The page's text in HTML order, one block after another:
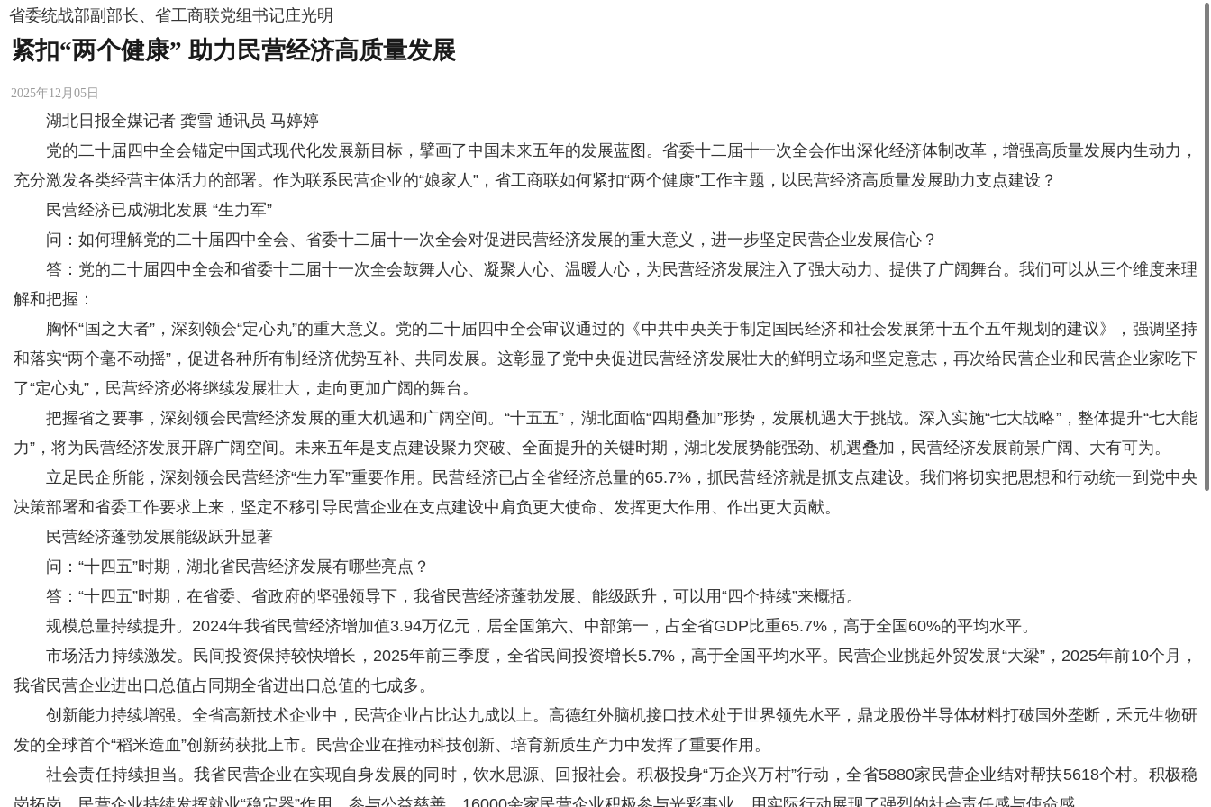
省委统战部副部长、省工商联党组书记庄光明
紧扣“两个健康” 助力民营经济高质量发展
2025年12月05日
湖北日报全媒记者 龚雪 通讯员 马婷婷
党的二十届四中全会锚定中国式现代化发展新目标，擘画了中国未来五年的发展蓝图。省委十二届十一次全会作出深化经济体制改革，增强高质量发展内生动力，
充分激发各类经营主体活力的部署。作为联系民营企业的“娘家人”，省工商联如何紧扣“两个健康”工作主题，以民营经济高质量发展助力支点建设？
民营经济已成湖北发展 “生力军”
问：如何理解党的二十届四中全会、省委十二届十一次全会对促进民营经济发展的重大意义，进一步坚定民营企业发展信心？
答：党的二十届四中全会和省委十二届十一次全会鼓舞人心、凝聚人心、温暖人心，为民营经济发展注入了强大动力、提供了广阔舞台。我们可以从三个维度来理
解和把握：
胸怀“国之大者”，深刻领会“定心丸”的重大意义。党的二十届四中全会审议通过的《中共中央关于制定国民经济和社会发展第十五个五年规划的建议》，强调坚持
和落实“两个毫不动摇”，促进各种所有制经济优势互补、共同发展。这彰显了党中央促进民营经济发展壮大的鲜明立场和坚定意志，再次给民营企业和民营企业家吃下
了“定心丸”，民营经济必将继续发展壮大，走向更加广阔的舞台。
把握省之要事，深刻领会民营经济发展的重大机遇和广阔空间。“十五五”，湖北面临“四期叠加”形势，发展机遇大于挑战。深入实施“七大战略”，整体提升“七大能
力”，将为民营经济发展开辟广阔空间。未来五年是支点建设聚力突破、全面提升的关键时期，湖北发展势能强劲、机遇叠加，民营经济发展前景广阔、大有可为。
立足民企所能，深刻领会民营经济“生力军”重要作用。民营经济已占全省经济总量的65.7%，抓民营经济就是抓支点建设。我们将切实把思想和行动统一到党中央
决策部署和省委工作要求上来，坚定不移引导民营企业在支点建设中肩负更大使命、发挥更大作用、作出更大贡献。
民营经济蓬勃发展能级跃升显著
问：“十四五”时期，湖北省民营经济发展有哪些亮点？
答：“十四五”时期，在省委、省政府的坚强领导下，我省民营经济蓬勃发展、能级跃升，可以用“四个持续”来概括。
规模总量持续提升。2024年我省民营经济增加值3.94万亿元，居全国第六、中部第一，占全省GDP比重65.7%，高于全国60%的平均水平。
市场活力持续激发。民间投资保持较快增长，2025年前三季度，全省民间投资增长5.7%，高于全国平均水平。民营企业挑起外贸发展“大梁”，2025年前10个月，
我省民营企业进出口总值占同期全省进出口总值的七成多。
创新能力持续增强。全省高新技术企业中，民营企业占比达九成以上。高德红外脑机接口技术处于世界领先水平，鼎龙股份半导体材料打破国外垄断，禾元生物研
发的全球首个“稻米造血”创新药获批上市。民营企业在推动科技创新、培育新质生产力中发挥了重要作用。
社会责任持续担当。我省民营企业在实现自身发展的同时，饮水思源、回报社会。积极投身“万企兴万村”行动，全省5880家民营企业结对帮扶5618个村。积极稳